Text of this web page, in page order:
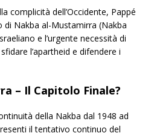
complicità dell’Occidente, Pappé
di Nakba al-Mustamirra (Nakba
e l’urgente necessità di
l’apartheid e difendere i
– Il Capitolo Finale?
della Nakba dal 1948 ad
il tentativo continuo del